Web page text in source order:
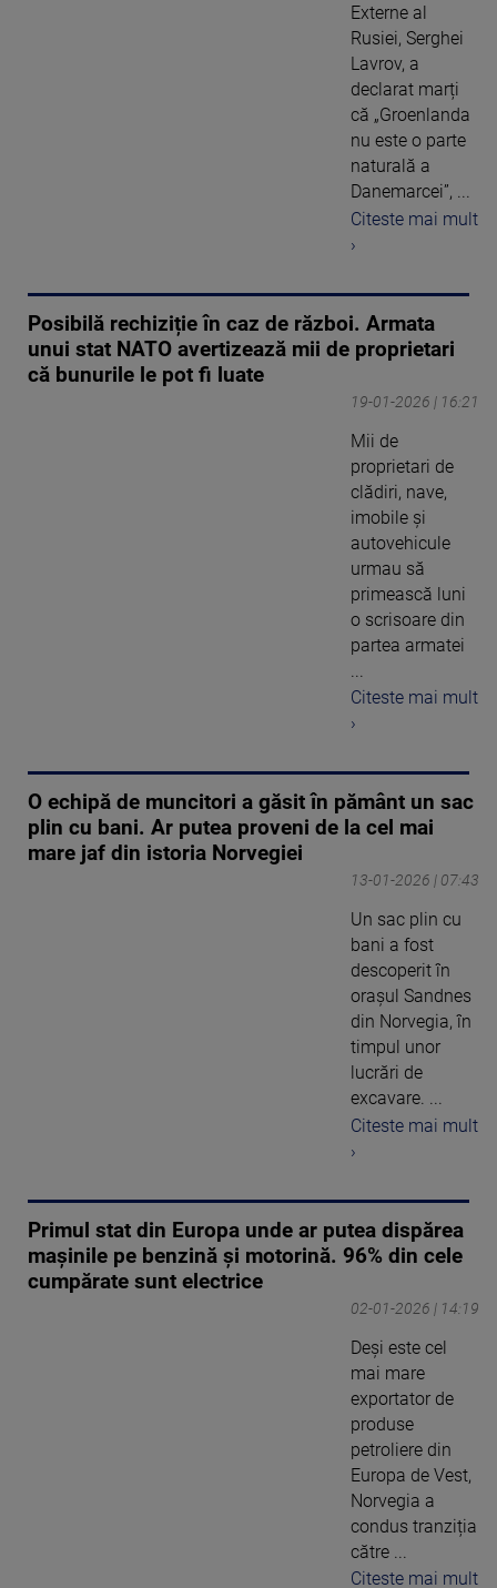
Externe al
Rusiei, Serghei
Lavrov, a
declarat marți
că „Groenlanda
nu este o parte
naturală a
Danemarcei”, ...
Citeste mai mult
›
Posibilă rechiziție în caz de război. Armata
unui stat NATO avertizează mii de proprietari
că bunurile le pot fi luate
19-01-2026 | 16:21
Mii de
proprietari de
clădiri, nave,
imobile şi
autovehicule
urmau să
primească luni
o scrisoare din
partea armatei
Citeste mai mult
›
O echipă de muncitori a găsit în pământ un sac
plin cu bani. Ar putea proveni de la cel mai
mare jaf din istoria Norvegiei
13-01-2026 | 07:43
Un sac plin cu
bani a fost
descoperit în
orașul Sandnes
din Norvegia, în
timpul unor
lucrări de
excavare. ...
Citeste mai mult
›
Primul stat din Europa unde ar putea dispărea
mașinile pe benzină și motorină. 96% din cele
cumpărate sunt electrice
02-01-2026 | 14:19
Deși este cel
mai mare
exportator de
produse
petroliere din
Europa de Vest,
Norvegia a
condus tranziția
către ...
Citeste mai mult